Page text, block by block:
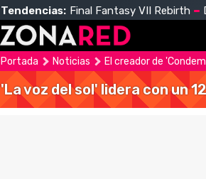
Tendencias: Final Fantasy VII Rebirth
Portada Noticias El creador de
'La voz del sol' lidera con un